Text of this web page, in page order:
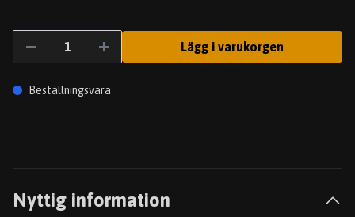
Lägg i varukorgen
Beställningsvara
Nyttig information